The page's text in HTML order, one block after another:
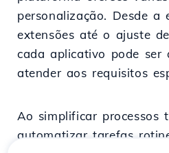
personalização. Desde a
extensões até o ajuste
cada aplicativo pode ser
atender aos requisitos
Ao simplificar processos
automatizar tarefas